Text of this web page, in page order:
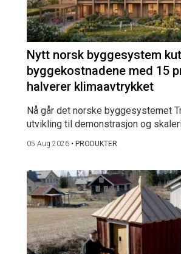
Nytt norsk byggesystem
byggekostnadene med 15
halverer klimaavtrykket
Nå går det norske byggesystemet
utvikling til demonstrasjon og
05 Aug 2026 • PRODUKTER